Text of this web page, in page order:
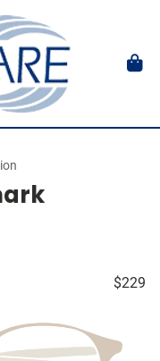
$229